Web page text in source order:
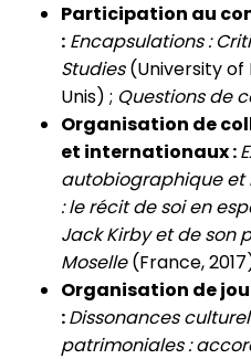
Participation au
: Encapsulations :
Studies(University of
Unis) ; Questions de
Organisation de
et internationaux :
autobiographique et
: le récit de soi en
Jack Kirby et de son
Moselle(France,
Organisation de
:Dissonances
patrimoniales :